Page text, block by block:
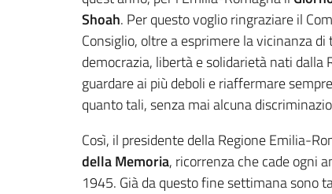
Shoah. Per questo voglio ringraziare il
Consiglio, oltre a esprimere la vicinanza
democrazia, libertà e solidarietà nati
guardare ai più deboli e riaffermare
quanto tali, senza mai alcuna
Così, il presidente della Regione Emilia-
della Memoria, ricorrenza che cade ogni
1945. Già da questo fine settimana sono